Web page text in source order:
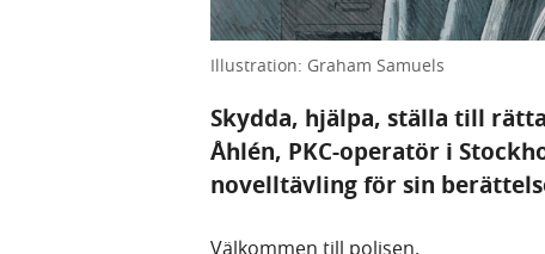
Illustration: Graham Samuels
Skydda, hjälpa, ställa till
Åhlén, PKC-operatör i
novelltävling för sin
Välkommen till polisen.